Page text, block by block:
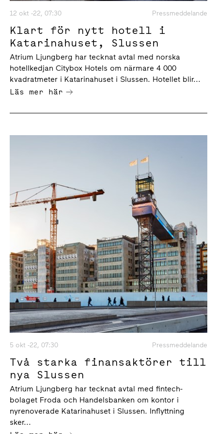
12 okt -22, 07:30 Pressmeddelande
Klart för nytt hotell i
Katarinahuset, Slussen
Atrium Ljungberg har tecknat avtal med norska
hotellkedjan Citybox Hotels om närmare 4 000
kvadratmeter i Katarinahuset i Slussen. Hotellet blir...
Läs mer här
5 okt -22, 07:30 Pressmeddelande
Två starka finansaktörer till
nya Slussen
Atrium Ljungberg har tecknat avtal med fintech-
bolaget Froda och Handelsbanken om kontor i
nyrenoverade Katarinahuset i Slussen. Inflyttning
sker...